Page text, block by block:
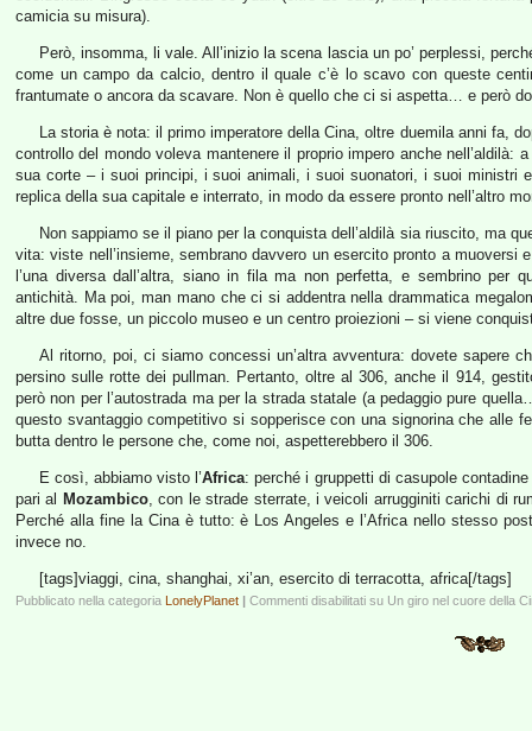
camicia su misura).
Però, insomma, li vale. All’inizio la scena lascia un po’ perplessi,
come un campo da calcio, dentro il quale c’è lo scavo con queste
frantumate o ancora da scavare. Non è quello che ci si aspetta… e però
La storia è nota: il primo imperatore della Cina, oltre duemila anni fa,
controllo del mondo voleva mantenere il proprio impero anche
sua corte – i suoi principi, i suoi animali, i suoi suonatori, i suoi ministri
replica della sua capitale e interrato, in modo da essere pronto nell’altro
Non sappiamo se il piano per la conquista dell’aldilà sia riuscito, ma
vita: viste nell’insieme, sembrano davvero un esercito pronto a
l’una diversa dall’altra, siano in fila ma non perfetta, e sembrino per
antichità. Ma poi, man mano che ci si addentra nella drammatica
altre due fosse, un piccolo museo e un centro proiezioni – si viene
Al ritorno, poi, ci siamo concessi un’altra avventura: dovete sapere
persino sulle rotte dei pullman. Pertanto, oltre al 306, anche il 914,
però non per l’autostrada ma per la strada statale (a pedaggio pure
questo svantaggio competitivo si sopperisce con una signorina che alle
butta dentro le persone che, come noi, aspetterebbero il 306.
E così, abbiamo visto l’Africa: perché i gruppetti di casupole
pari al Mozambico, con le strade sterrate, i veicoli arrugginiti carichi di
Perché alla fine la Cina è tutto: è Los Angeles e l’Africa nello stesso
invece no.
[tags]viaggi, cina, shanghai, xi’an, esercito di terracotta, africa[/tags]
Pubblicato nella categoria LonelyPlanet | Commenti disabilitati su Un giro nel cuore della